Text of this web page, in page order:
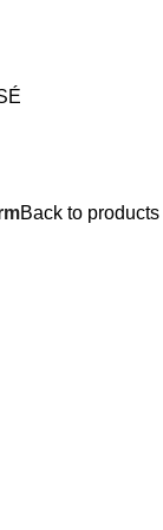
Back to products